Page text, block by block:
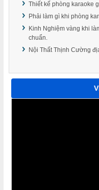
Thiết kế phòng karaoke
Phải làm gì khi phòng
Kinh Nghiệm vàng khi
chuẩn.
Nội Thất Thịnh Cường